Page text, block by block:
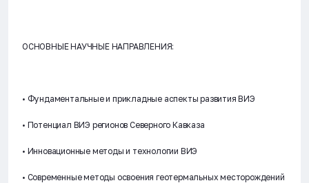
ОСНОВНЫЕ НАУЧНЫЕ НАПРАВЛЕНИЯ:
• Фундаментальные и прикладные аспекты развития ВИЭ
• Потенциал ВИЭ регионов Северного Кавказа
• Инновационные методы и технологии ВИЭ
• Современные методы освоения геотермальных месторождений